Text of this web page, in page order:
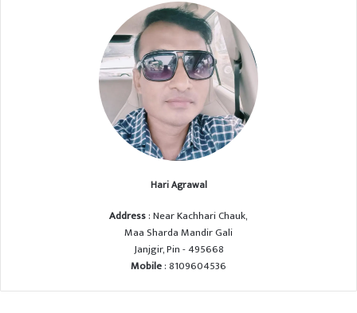
Hari Agrawal
Address: Near Kachhari Chauk,
Maa Sharda Mandir Gali
Janjgir, Pin - 495668
Mobile: 8109604536